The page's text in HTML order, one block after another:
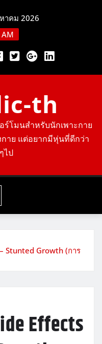
าคม 2026
th
ร์โมนสำหรับนักเพาะกาย
าย แต่อยากมีหุ่นที่ดีกว่า
ไป
Stunted Growth (การ
Effects